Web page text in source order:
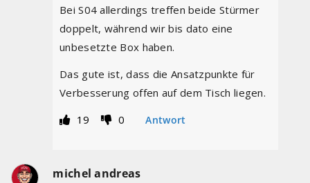
Bei S04 allerdings treffen beide Stürmer
doppelt, während wir bis dato eine
unbesetzte Box haben.
Das gute ist, dass die Ansatzpunkte für
Verbesserung offen auf dem Tisch liegen.
19
0 Antwort
michel andreas